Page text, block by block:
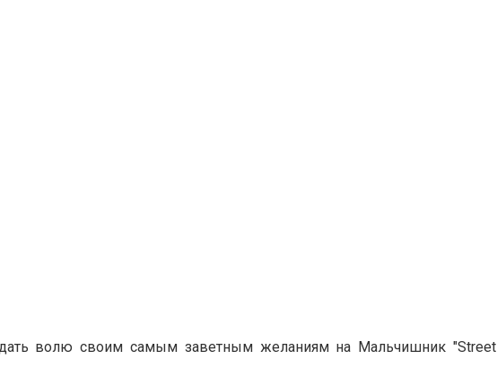
дать волю своим самым заветным желаниям на Мальчишник "Street